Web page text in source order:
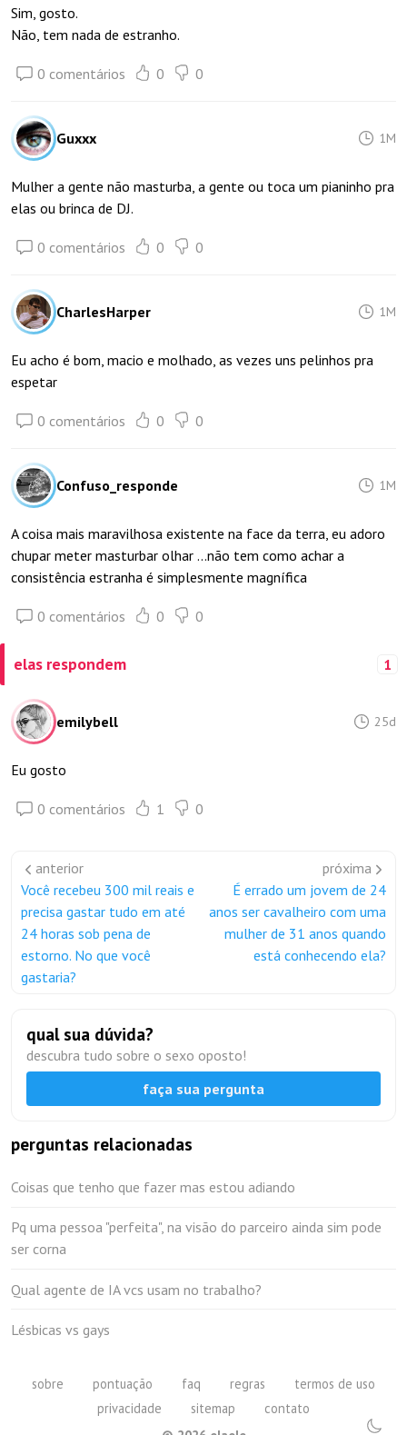
Sim, gosto.
Não, tem nada de estranho.
0 comentários 0 0
Guxxx 1M
Mulher a gente não masturba, a gente ou toca um pianinho pra
elas ou brinca de DJ.
0 comentários 0 0
CharlesHarper 1M
Eu acho é bom, macio e molhado, as vezes uns pelinhos pra
espetar
0 comentários 0 0
Confuso_responde 1M
A coisa mais maravilhosa existente na face da terra, eu adoro
chupar meter masturbar olhar ...não tem como achar a
consistência estranha é simplesmente magnífica
0 comentários 0 0
elas respondem 1
emilybell 25d
Eu gosto
0 comentários 1 0
anterior
Você recebeu 300 mil reais e
precisa gastar tudo em até
24 horas sob pena de
estorno. No que você
gastaria?
próxima
É errado um jovem de 24
anos ser cavalheiro com uma
mulher de 31 anos quando
está conhecendo ela?
qual sua dúvida?
descubra tudo sobre o sexo oposto!
faça sua pergunta
perguntas relacionadas
Coisas que tenho que fazer mas estou adiando
Pq uma pessoa "perfeita", na visão do parceiro ainda sim pode
ser corna
Qual agente de IA vcs usam no trabalho?
Lésbicas vs gays
sobre pontuação faq regras
termos de uso
privacidade
sitemap
contato